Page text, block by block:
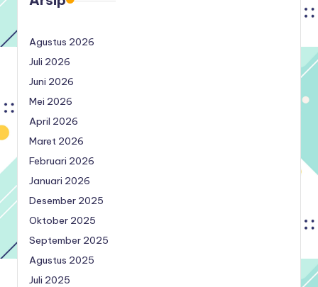
Agustus 2026
Juli 2026
Juni 2026
Mei 2026
April 2026
Maret 2026
Februari 2026
Januari 2026
Desember 2025
Oktober 2025
September 2025
Agustus 2025
Juli 2025